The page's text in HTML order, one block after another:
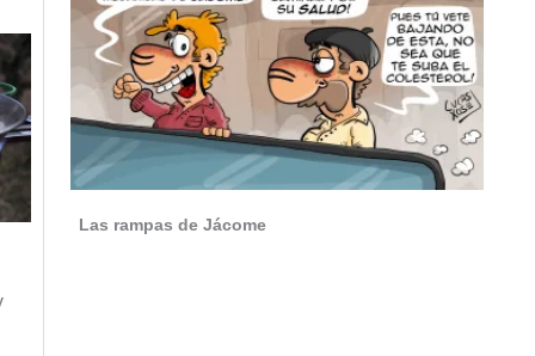
Las rampas de Jácome